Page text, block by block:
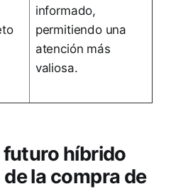
informado,
permitiendo una
atención más
valiosa.
futuro híbrido
la compra de